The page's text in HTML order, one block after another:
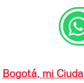
Bogotá, mi